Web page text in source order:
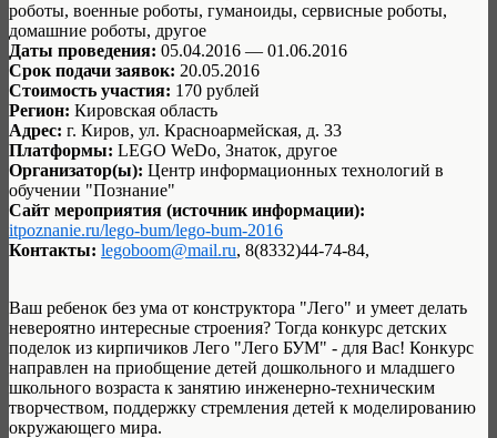
роботы, военные роботы, гуманоиды, сервисные роботы,
домашние роботы, другое
Даты проведения: 05.04.2016 — 01.06.2016
Срок подачи заявок: 20.05.2016
Стоимость участия: 170 рублей
Регион: Кировская область
Адрес: г. Киров, ул. Красноармейская, д. 33
Платформы: LEGO WeDo, Знаток, другое
Организатор(ы): Центр информационных технологий в
обучении "Познание"
Сайт мероприятия (источник информации):
itpoznanie.ru/lego-bum/lego-bum-2016
Контакты: legoboom@mail.ru, 8(8332)44-74-84,
Ваш ребенок без ума от конструктора "Лего" и умеет делать
невероятно интересные строения? Тогда конкурс детских
поделок из кирпичиков Лего "Лего БУМ" - для Вас! Конкурс
направлен на приобщение детей дошкольного и младшего
школьного возраста к занятию инженерно-техническим
творчеством, поддержку стремления детей к моделированию
окружающего мира.